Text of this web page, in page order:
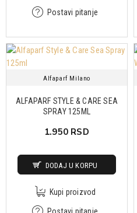
Postavi pitanje
Alfaparf Milano
ALFAPARF STYLE & CARE SEA
SPRAY 125ML
1.950 RSD
DODAJ U KORPU
Kupi proizvod
Postavi pitanje